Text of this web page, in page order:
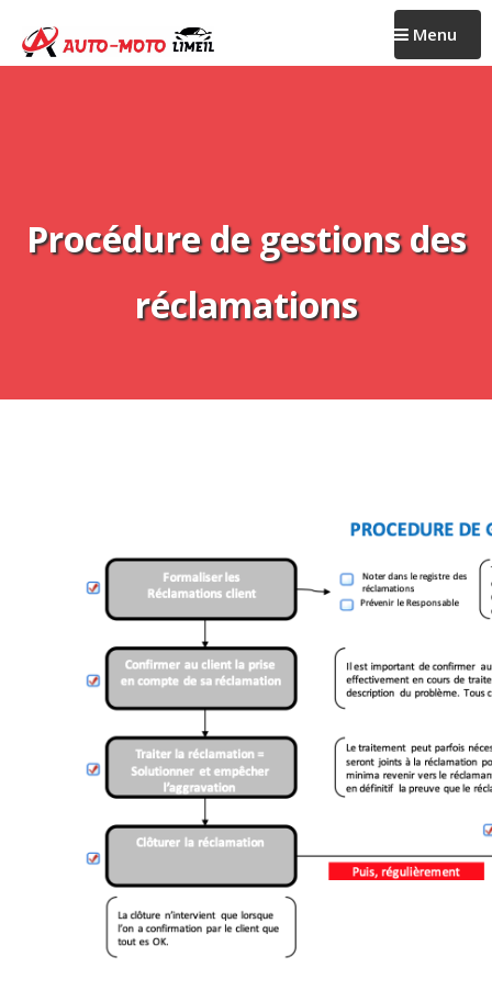
Menu
Procédure de gestions des
réclamations